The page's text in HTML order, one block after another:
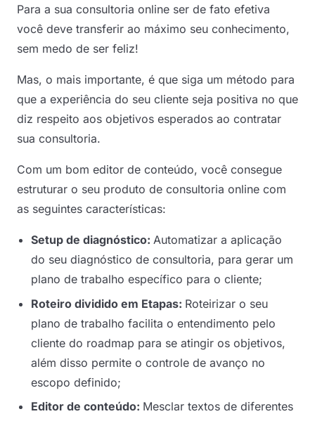
Para a sua consultoria online ser de fato efetiva
você deve transferir ao máximo seu conhecimento,
sem medo de ser feliz!
Mas, o mais importante, é que siga um método para
que a experiência do seu cliente seja positiva no que
diz respeito aos objetivos esperados ao contratar
sua consultoria.
Com um bom editor de conteúdo, você consegue
estruturar o seu produto de consultoria online com
as seguintes características:
Setup de diagnóstico: Automatizar a aplicação
do seu diagnóstico de consultoria, para gerar um
plano de trabalho específico para o cliente;
Roteiro dividido em Etapas: Roteirizar o seu
plano de trabalho facilita o entendimento pelo
cliente do roadmap para se atingir os objetivos,
além disso permite o controle de avanço no
escopo definido;
Editor de conteúdo: Mesclar textos de diferentes